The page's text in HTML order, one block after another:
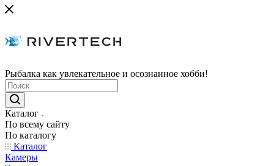
Рыбалка как увлекательное и осознанное хобби!
Каталог
По всему сайту
По каталогу
Каталог
Камеры